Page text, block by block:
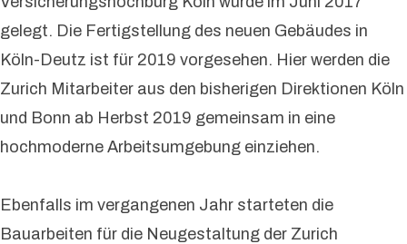
gelegt. Die Fertigstellung des neuen Gebäudes in
Köln-Deutz ist für 2019 vorgesehen. Hier werden die
Zurich Mitarbeiter aus den bisherigen Direktionen Köln
und Bonn ab Herbst 2019 gemeinsam in eine
hochmoderne Arbeitsumgebung einziehen.
Ebenfalls im vergangenen Jahr starteten die
Bauarbeiten für die Neugestaltung der Zurich